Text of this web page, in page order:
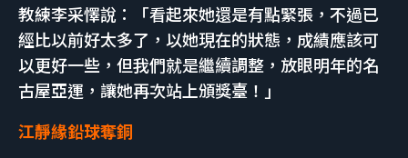
教練李采懌說：「看起來她還是有點緊張，不過已
經比以前好太多了，以她現在的狀態，成績應該可
以更好一些，但我們就是繼續調整，放眼明年的名
古屋亞運，讓她再次站上頒獎臺！」
江靜緣鉛球奪銅